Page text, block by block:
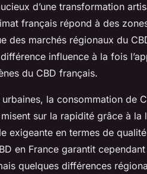
d’une transformation
français répond à des
des marchés régionaux du
influence à la fois
du CBD français.
la consommation de
sur la rapidité grâce à la
exigeante en termes de
en France garantit
quelques différences